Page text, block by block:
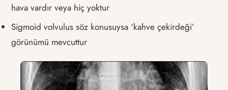
hava vardır veya hiç yoktur
Sigmoid volvulus söz konusuysa ‘kahve çekirdeği’
görünümü mevcuttur